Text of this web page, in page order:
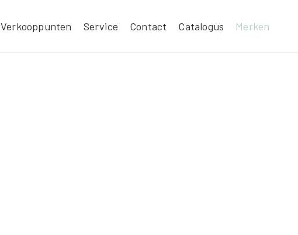
Verkooppunten Service Contact Catalogus Merken